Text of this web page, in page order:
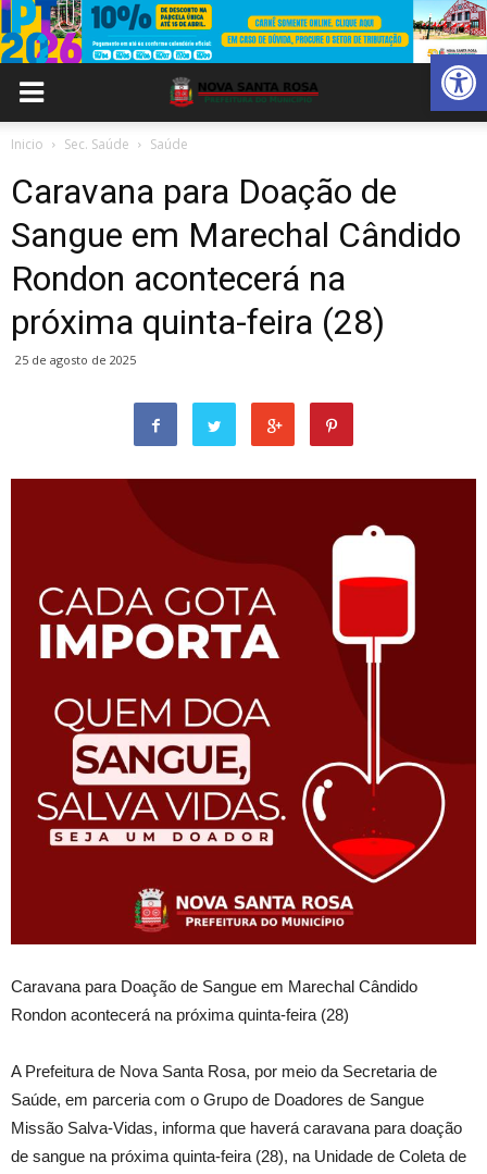
Abrir
Inicio Sec. Saúde Saúde
Caravana para Doação de
Sangue em Marechal Cândido
Rondon acontecerá na
próxima quinta-feira (28)
25 de agosto de 2025
Caravana para Doação de Sangue em Marechal Cândido
Rondon acontecerá na próxima quinta-feira (28)
A Prefeitura de Nova Santa Rosa, por meio da Secretaria de
Saúde, em parceria com o Grupo de Doadores de Sangue
Missão Salva-Vidas, informa que haverá caravana para doação
de sangue na próxima quinta-feira (28), na Unidade de Coleta de